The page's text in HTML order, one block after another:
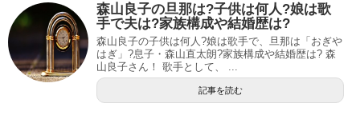
森山良子の旦那は?子供は何人?娘は歌
手で夫は?家族構成や結婚歴は?
森山良子の子供は何人?娘は歌手で、旦那は「おぎや
はぎ」?息子・森山直太朗?家族構成や結婚歴は? 森
山良子さん！ 歌手として、 ...
記事を読む